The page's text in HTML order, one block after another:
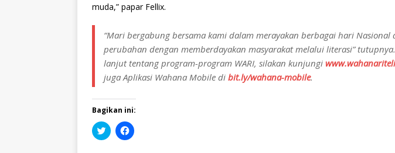
muda,” papar Fellix.
“Mari bergabung bersama kami dalam merayakan berbagai hari Nasional
perubahan dengan memberdayakan masyarakat melalui literasi”
lanjut tentang program-program WARI, silakan kunjungi
juga Aplikasi Wahana Mobile di bit.ly/wahana-mobile.
Bagikan ini:
K
l
K
l